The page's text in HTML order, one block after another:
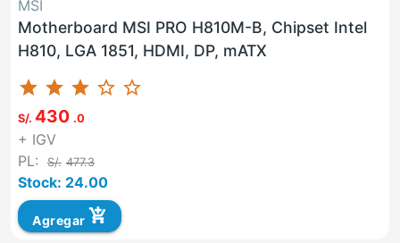
MSI
Motherboard MSI PRO H810M-B, Chipset Intel
H810, LGA 1851, HDMI, DP, mATX
star star star star_border star_border
S/. 430 .0
+ IGV
PL:
S/. 477.3
Stock: 24.00
Agregar add_shopping_cart